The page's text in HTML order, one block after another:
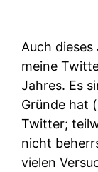
Auch
meine
Jahres. Es
Gründe hat
Twitter;
nicht
vielen